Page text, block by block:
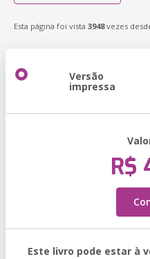
Esta página foi vista 3948vezes
Versão
impressa
R$
Este livro pode estar à